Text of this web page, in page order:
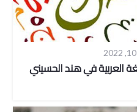
العربية في هند الحسيني